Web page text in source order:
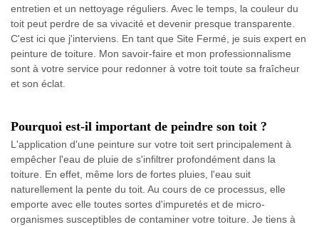
entretien et un nettoyage réguliers. Avec le temps, la couleur du
toit peut perdre de sa vivacité et devenir presque transparente.
C'est ici que j'interviens. En tant que Site Fermé, je suis expert en
peinture de toiture. Mon savoir-faire et mon professionnalisme
sont à votre service pour redonner à votre toit toute sa fraîcheur
et son éclat.
Pourquoi est-il important de peindre son toit ?
L'application d'une peinture sur votre toit sert principalement à
empêcher l'eau de pluie de s'infiltrer profondément dans la
toiture. En effet, même lors de fortes pluies, l'eau suit
naturellement la pente du toit. Au cours de ce processus, elle
emporte avec elle toutes sortes d'impuretés et de micro-
organismes susceptibles de contaminer votre toiture. Je tiens à